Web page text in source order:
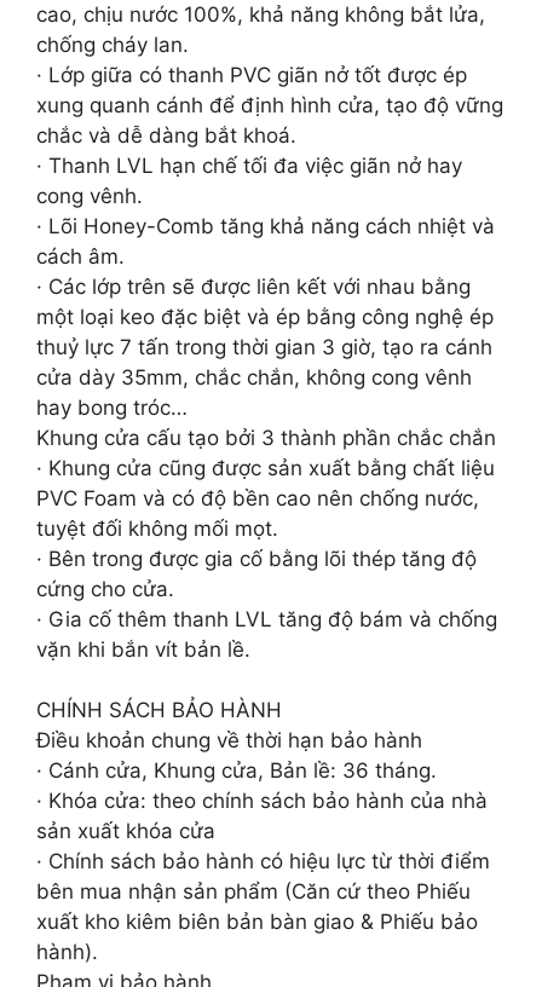
cao, chịu nước 100%, khả năng không bắt lửa,
chống cháy lan.
· Lớp giữa có thanh PVC giãn nở tốt được ép
xung quanh cánh để định hình cửa, tạo độ vững
chắc và dễ dàng bắt khoá.
· Thanh LVL hạn chế tối đa việc giãn nở hay
cong vênh.
· Lõi Honey-Comb tăng khả năng cách nhiệt và
cách âm.
· Các lớp trên sẽ được liên kết với nhau bằng
một loại keo đặc biệt và ép bằng công nghệ ép
thuỷ lực 7 tấn trong thời gian 3 giờ, tạo ra cánh
cửa dày 35mm, chắc chắn, không cong vênh
hay bong tróc…
Khung cửa cấu tạo bởi 3 thành phần chắc chắn
· Khung cửa cũng được sản xuất bằng chất liệu
PVC Foam và có độ bền cao nên chống nước,
tuyệt đối không mối mọt.
· Bên trong được gia cố bằng lõi thép tăng độ
cứng cho cửa.
· Gia cố thêm thanh LVL tăng độ bám và chống
vặn khi bắn vít bản lề.
CHÍNH SÁCH BẢO HÀNH
Điều khoản chung về thời hạn bảo hành
· Cánh cửa, Khung cửa, Bản lề: 36 tháng.
· Khóa cửa: theo chính sách bảo hành của nhà
sản xuất khóa cửa
· Chính sách bảo hành có hiệu lực từ thời điểm
bên mua nhận sản phẩm (Căn cứ theo Phiếu
xuất kho kiêm biên bản bàn giao & Phiếu bảo
hành).
Phạm vi bảo hành